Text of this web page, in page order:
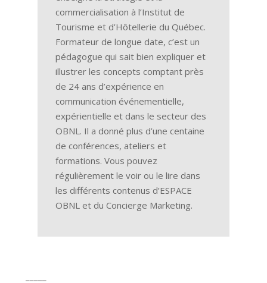
commercialisation à l’Institut de
Tourisme et d’Hôtellerie du Québec.
Formateur de longue date, c’est un
pédagogue qui sait bien expliquer et
illustrer les concepts comptant près
de 24 ans d’expérience en
communication événementielle,
expérientielle et dans le secteur des
OBNL. Il a donné plus d’une centaine
de conférences, ateliers et
formations. Vous pouvez
régulièrement le voir ou le lire dans
les différents contenus d’ESPACE
OBNL et du Concierge Marketing.